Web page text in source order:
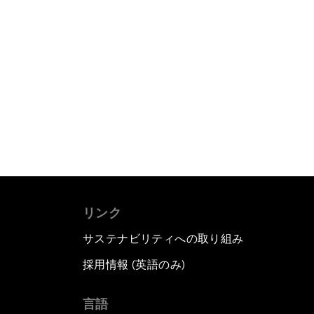
リンク
サステナビリティへの取り組み
採用情報 (英語のみ)
言語